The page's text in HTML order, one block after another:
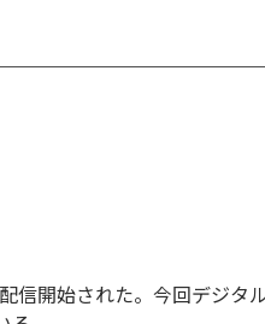
信開始された。今回デジタ